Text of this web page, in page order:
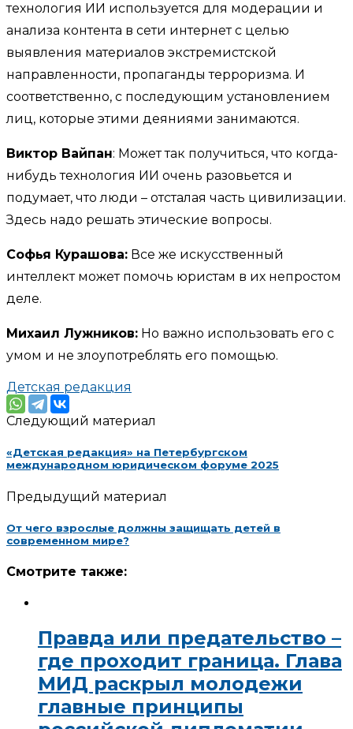
технология ИИ используется для модерации и
анализа контента в сети интернет с целью
выявления материалов экстремистской
направленности, пропаганды терроризма. И
соответственно, с последующим установлением
лиц, которые этими деяниями занимаются.
Виктор Вайпан: Может так получиться, что когда-
нибудь технология ИИ очень разовьется и
подумает, что люди – отсталая часть цивилизации.
Здесь надо решать этические вопросы.
Софья Курашова: Все же искусственный
интеллект может помочь юристам в их непростом
деле.
Михаил Лужников: Но важно использовать его с
умом и не злоупотреблять его помощью.
Детская редакция
Следующий материал
«Детская редакция» на Петербургском
международном юридическом форуме 2025
Предыдущий материал
От чего взрослые должны защищать детей в
современном мире?
Смотрите также:
Правда или предательство –
где проходит граница. Глава
МИД раскрыл молодежи
главные принципы